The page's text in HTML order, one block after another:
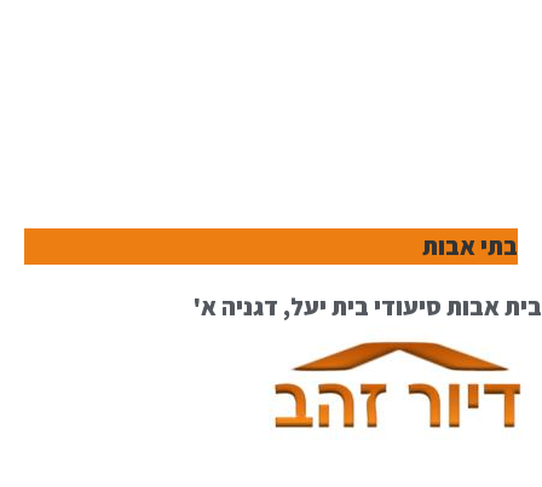
בתי אבות
בית אבות סיעודי בית יעל, דגניה א'